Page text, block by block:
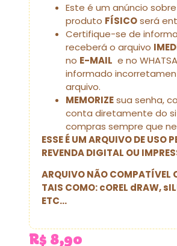
Este é um anúncio
produto FÍSICOserá
Certifique-se de
receberá o arquivo
no E-MAIL e no
informado
arquivo.
MEMORIZEsua senha,
conta diretamente do
compras sempre que
ESSE É UM ARQUIVO DE USO
REVENDA DIGITAL OU
ARQUIVO NÃO COMPATÍVEL
TAIS COMO: cOREL dRAW,
ETC…
R$ 8,90